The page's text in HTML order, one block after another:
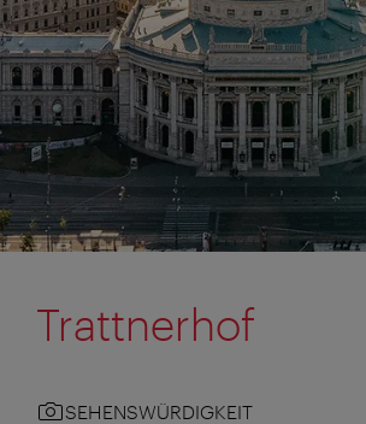
Trattnerhof
SEHENSWÜRDIGKEIT